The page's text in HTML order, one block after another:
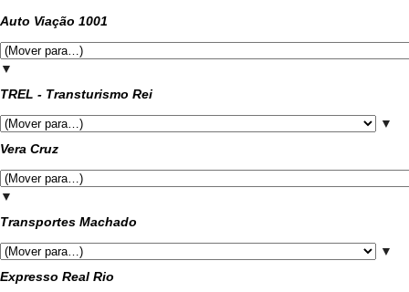
Auto Viação 1001
▼
TREL - Transturismo Rei
▼
Vera Cruz
▼
Transportes Machado
▼
Expresso Real Rio